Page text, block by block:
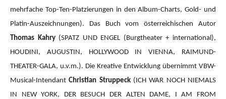
mehrfache Top-Ten-Platzierungen in den Album-Charts, Gold- und
Platin-Auszeichnungen). Das Buch vom österreichischen Autor
Thomas Kahry(SPATZ UND ENGEL (Burgtheater + international),
HOUDINI, AUGUSTIN, HOLLYWOOD IN VIENNA, RAIMUND-
THEATER-GALA, u.v.m.). Die Kreative Entwicklung übernimmt VBW-
Musical-IntendantChristian Struppeck(ICH WAR NOCH NIEMALS
IN NEW YORK, DER BESUCH DER ALTEN DAME, I AM FROM